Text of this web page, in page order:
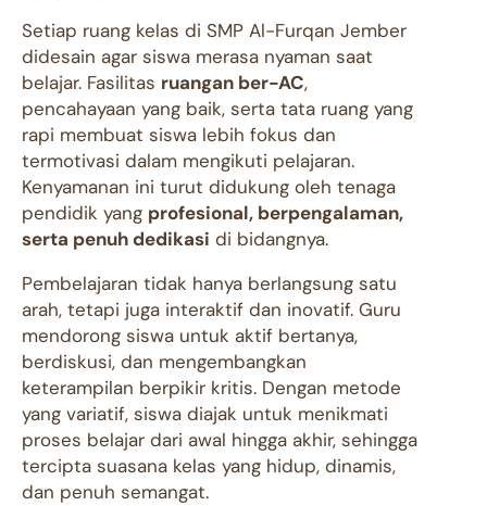
Setiap ruang kelas di SMP Al-Furqan Jember
didesain agar siswa merasa nyaman saat
belajar. Fasilitas ruangan ber-AC,
pencahayaan yang baik, serta tata ruang yang
rapi membuat siswa lebih fokus dan
termotivasi dalam mengikuti pelajaran.
Kenyamanan ini turut didukung oleh tenaga
pendidik yang profesional, berpengalaman,
serta penuh dedikasi di bidangnya.
Pembelajaran tidak hanya berlangsung satu
arah, tetapi juga interaktif dan inovatif. Guru
mendorong siswa untuk aktif bertanya,
berdiskusi, dan mengembangkan
keterampilan berpikir kritis. Dengan metode
yang variatif, siswa diajak untuk menikmati
proses belajar dari awal hingga akhir, sehingga
tercipta suasana kelas yang hidup, dinamis,
dan penuh semangat.